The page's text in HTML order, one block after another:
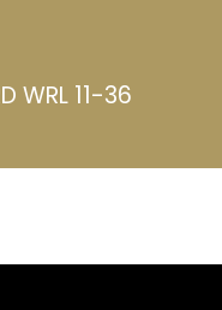
WRL 11-36